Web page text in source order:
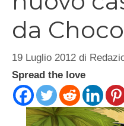
da
19 Luglio 2012 di
Spread the love